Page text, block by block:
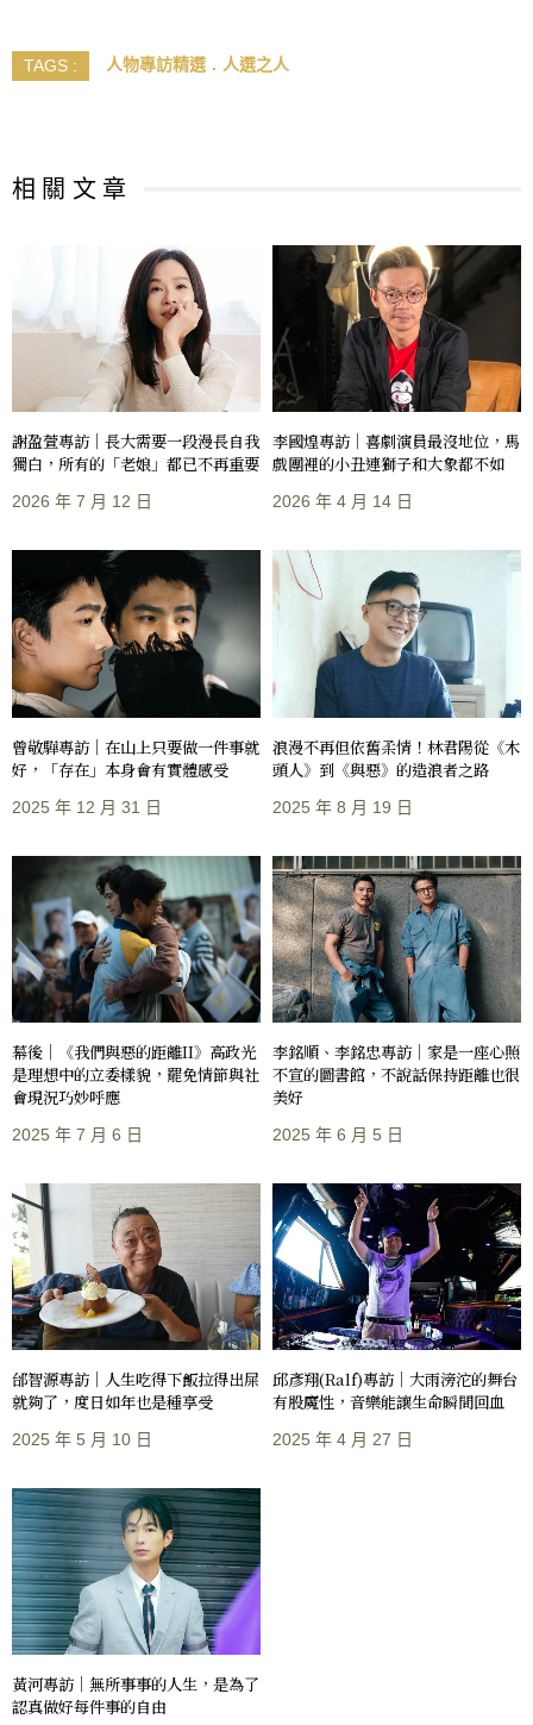
TAGS : 人物專訪精選 人選之人
相 關 文 章
謝盈萱專訪｜長大需要一段漫長自我
獨白，所有的「老娘」都已不再重要
2026 年 7 月 12 日
李國煌專訪｜喜劇演員最沒地位，馬
戲團裡的小丑連獅子和大象都不如
2026 年 4 月 14 日
曾敬驊專訪｜在山上只要做一件事就
好，「存在」本身會有實體感受
2025 年 12 月 31 日
浪漫不再但依舊柔情！林君陽從《木
頭人》到《與惡》的造浪者之路
2025 年 8 月 19 日
幕後｜《我們與惡的距離II》高政光
是理想中的立委樣貌，罷免情節與社
會現況巧妙呼應
2025 年 7 月 6 日
李銘順、李銘忠專訪｜家是一座心照
不宣的圖書館，不說話保持距離也很
美好
2025 年 6 月 5 日
邰智源專訪｜人生吃得下飯拉得出屎
就夠了，度日如年也是種享受
2025 年 5 月 10 日
邱彥翔(Ralf)專訪｜大雨滂沱的舞台
有股魔性，音樂能讓生命瞬間回血
2025 年 4 月 27 日
黃河專訪｜無所事事的人生，是為了
認真做好每件事的自由